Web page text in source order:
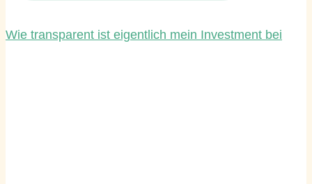
Wie transparent ist eigentlich mein Investment bei